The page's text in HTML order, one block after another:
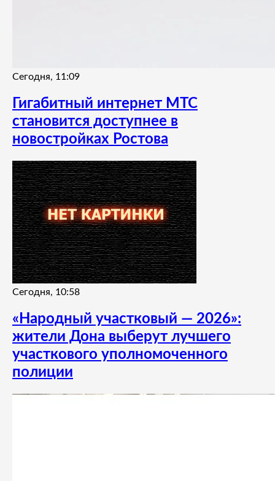
Сегодня, 11:09
Гигабитный интернет МТС
становится доступнее в
новостройках Ростова
Сегодня, 10:58
«Народный участковый — 2026»:
жители Дона выберут лучшего
участкового уполномоченного
полиции